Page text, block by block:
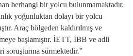
herhangi bir yolcu bulunmamaktadır.
yoğunluktan dolayı bir yolcu
Araç bölgeden kaldırılmış ve
başlamıştır. İETT, İBB ve adli
soruşturma sürmektedir.”